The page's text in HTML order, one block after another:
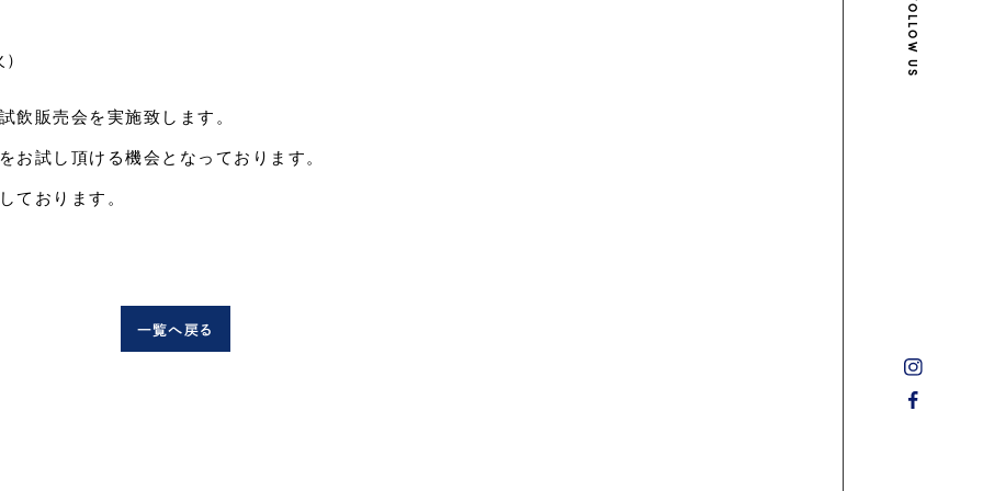
FOLLOW US
販売会を実施致します。
お試し頂ける機会となっております。
ております。
一覧へ戻る